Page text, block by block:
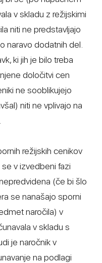
v skladu z režijskimi
niti ne predstavljajo
naravo dodatnih del.
ki jih je bilo treba
določitvi cen
ne sooblikujejo
niti ne vplivajo na
režijskih cenikov
v izvedbeni fazi
(če bi šlo
se nanašajo sporni
naročila) v
v skladu s
je naročnik v
na podlagi